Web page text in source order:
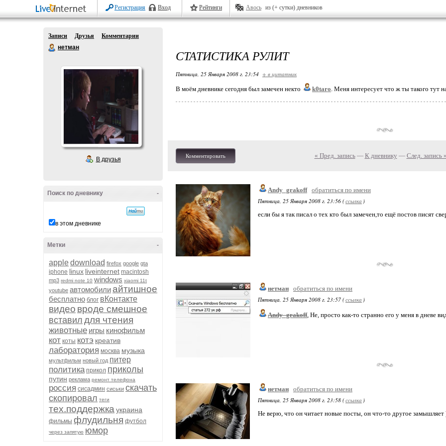
Регистрация Вход Рейтинги Авось из (+ сутки) дневников
Записи Друзья
Комментарии
нетман
В друзья
-
Поиск по дневнику
в этом дневнике
-
Метки
appledownload firefox google gta
iphone linux liveinternet macintosh
mp3 redmi note 10 windows xiaomi 11t
youtube автомобили айтишное
бесплатно блог вКонтакте
видео вроде смешное
вставил для чтения
животные игры кинофильм
кот коты котэ креатив
лаборатория москва музыка
мультфильм новый год питер
политика прикол приколы
путин реклама ремонт телефона
россия сисадмин сиськи скачать
скопировал теги
тех.поддержка украина
фильмы флудильня футбол
через запятую юмор
СТАТИСТИКА РУЛИТ
Пятница, 25 Января 2008 г. 23:54 + в цитатник
В моём дневнике сегодня был замечен некто
k0taro. Меня интересует что ж ты такого тут
Комментировать « Пред. запись— К дневнику — След. запись »
Andy_grakoff обратиться по имени
Пятница, 25 Января 2008 г. 23:56 (ссылка )
если бы я так писал о тех кто был замечен,то ещё постов писят
нетман обратиться по имени
Пятница, 25 Января 2008 г. 23:57 (ссылка )
Andy_grakoff, Не, просто как-то странно его у меня в дневе
нетман обратиться по имени
Пятница, 25 Января 2008 г. 23:58 (ссылка )
Не верю, что он читает новые посты, он что-то другое замышляет